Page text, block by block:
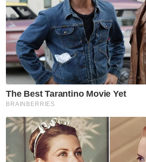
Muat turun aplikasi Sinar